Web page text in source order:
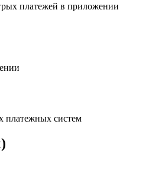
платежей в приложении
платежных систем